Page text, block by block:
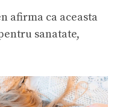
afirma ca aceasta
sanatate,